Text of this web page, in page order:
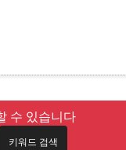
수 있습니다